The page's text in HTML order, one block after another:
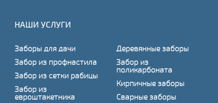
НАШИ УСЛУГИ
Заборы для дачи
Забор из профнастила
Забор из сетки рабицы
Забор из
евроштакетника
Деревянные заборы
Забор из
поликарбоната
Кирпичные заборы
Сварные заборы